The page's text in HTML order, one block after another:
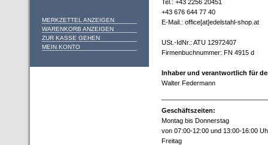
MERKZETTEL ANZEIGEN
WARENKORB ANZEIGEN
ZUR KASSE GEHEN
MEIN KONTO
Tel.: +43 2256 20451
+43 676 644 77 40
E-Mail.: office[at]edelstahl-shop.at
USt.-IdNr.: ATU 12972407
Firmenbuchnummer: FN 4915 d
Inhaber und verantwortlich für
Walter Federmann
Geschäftszeiten:
Montag bis Donnerstag
von 07:00-12:00 und 13:00-16:00
Freitag